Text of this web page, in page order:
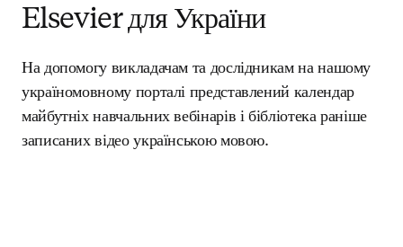
Elsevier для України
На допомогу викладачам та дослідникам на нашому
україномовному порталі представлений календар
майбутніх навчальних вебінарів і бібліотека раніше
записаних відео українською мовою.